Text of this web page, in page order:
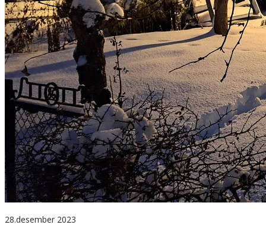
28.desember 2023